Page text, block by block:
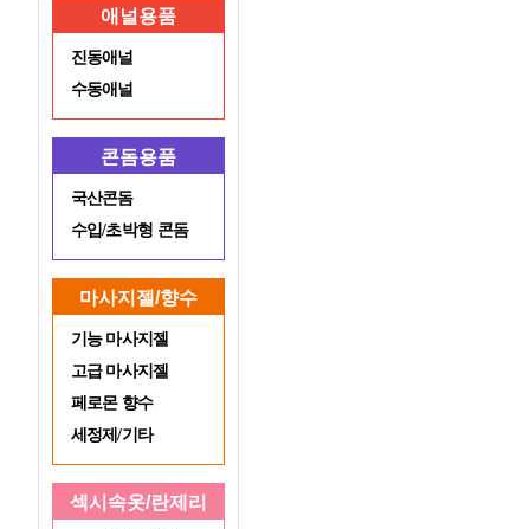
애널용품
진동애널
수동애널
콘돔용품
국산콘돔
수입/초박형 콘돔
마사지젤/향수
기능 마사지젤
고급 마사지젤
페로몬 향수
세정제/기타
섹시속옷/란제리